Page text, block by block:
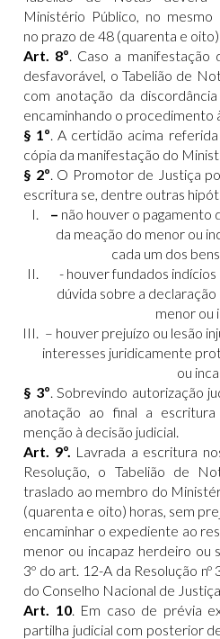
Ministério Público, no
no prazo de 48 (quarenta e
Art. 8º. Caso a manifestação
desfavorável, o Tabelião de
com anotação da
encaminhando o procedimento
§ 1º. A certidão acima
cópia da manifestação do
§ 2º. O Promotor de Justiça
escritura se, dentre outras
– não houver o pagamento
da meação do menor ou
cada um dos
- houver fundados
dúvida sobre a
menor ou
– houver prejuízo ou lesão
interesses juridicamente
ou
§ 3º. Sobrevindo autorização
anotação ao final a
menção à decisão judicial.
Art. 9º. Lavrada a escritura
Resolução, o Tabelião de
traslado ao membro do
(quarenta e oito) horas, sem
encaminhar o expediente ao
menor ou incapaz herdeiro ou
3º do art. 12-A da Resolução
do Conselho Nacional de
Art. 10. Em caso de prévia
partilha judicial com posterior